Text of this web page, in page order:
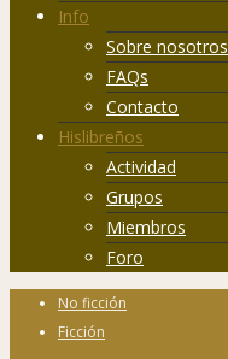
Info
Sobre nosotros
FAQs
Contacto
Hislibreños
Actividad
Grupos
Miembros
Foro
No ficción
Ficción